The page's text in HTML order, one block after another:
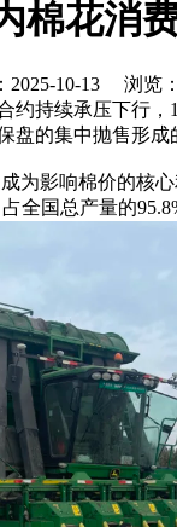
棉花消
2025-10-13 浏览：
约持续承压下行
盘的集中抛售形成
为影响棉价的核
全国总产量的